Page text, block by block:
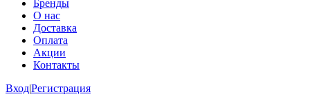
Бренды
О нас
Доставка
Оплата
Акции
Контакты
Вход|Регистрация